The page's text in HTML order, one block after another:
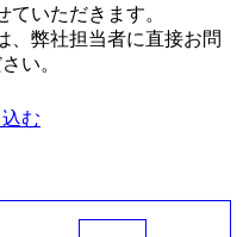
いただきます。
、弊社担当者に直接お問
い。
む